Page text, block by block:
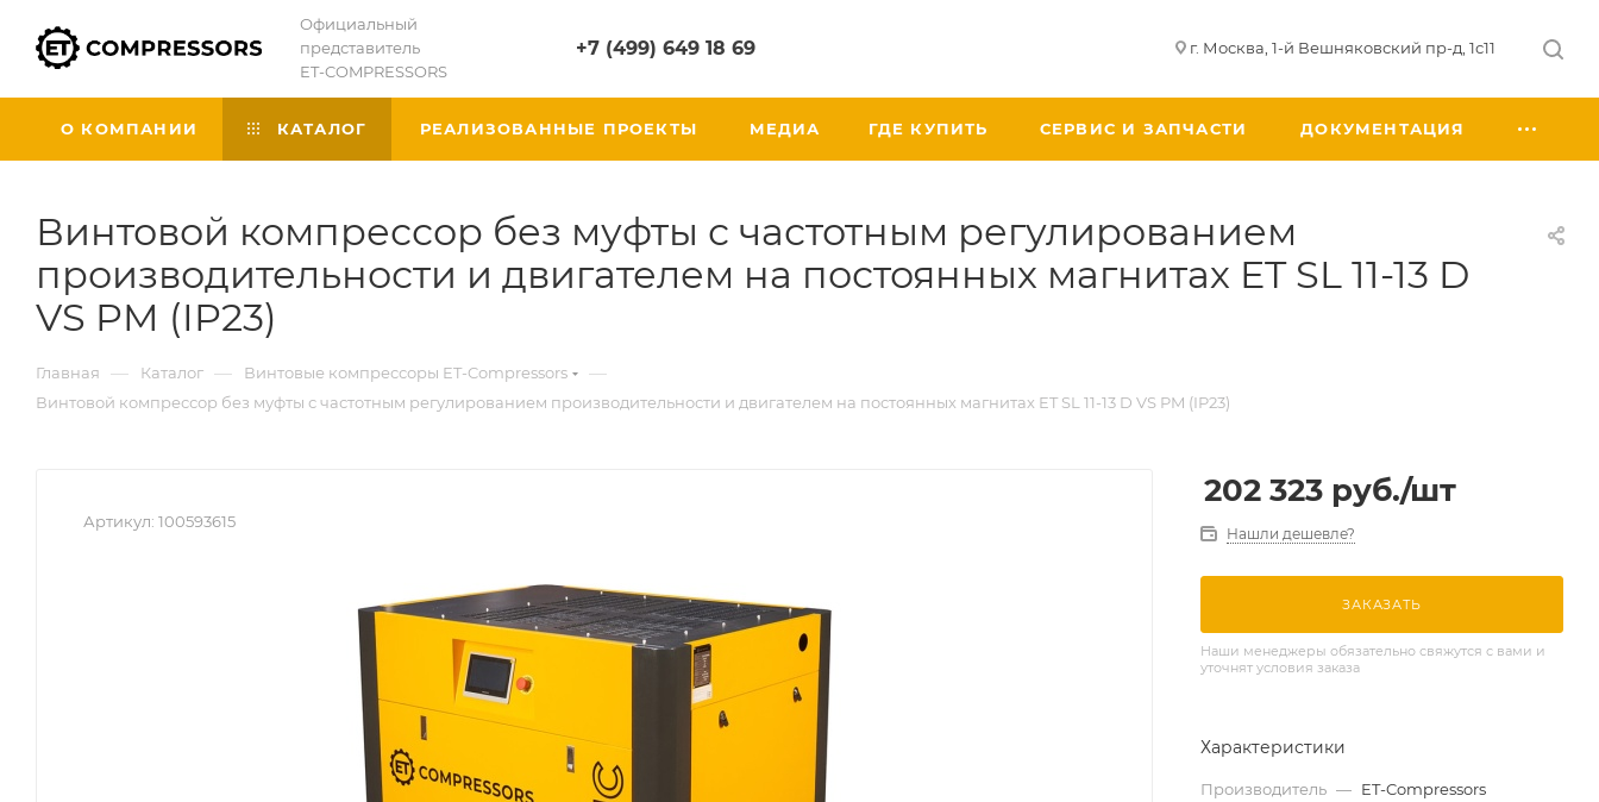
Официальный
представитель
ET-COMPRESSORS
+7 (499) 649 18 69 г. Москва, 1-й Вешняковский пр-д, 1с11
О КОМПАНИИ КАТАЛОГ РЕАЛИЗОВАННЫЕ ПРОЕКТЫ МЕДИА ГДЕ КУПИТЬ СЕРВИС И ЗАПЧАСТИ ДОКУМЕНТАЦИЯ
Винтовой компрессор без муфты с частотным регулированием
производительности и двигателем на постоянных магнитах ET SL 11-13 D
VS PM (IP23)
Главная — Каталог — Винтовые компрессоры ET-Compressors —
Винтовой компрессор без муфты с частотным регулированием производительности и двигателем на постоянных магнитах ET SL 11-13 D VS PM (IP23)
Артикул: 100593615
202 323 руб./шт
Нашли дешевле?
ЗАКАЗАТЬ
Наши менеджеры обязательно свяжутся с вами и
уточнят условия заказа
Характеристики
Производитель — ET-Compressors